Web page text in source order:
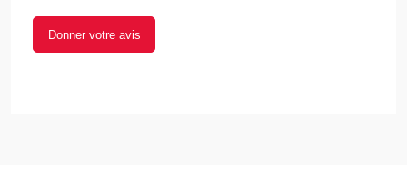
Donner votre avis